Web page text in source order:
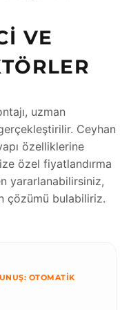
VE
uzman
Ceyhan
özelliklerine
özel fiyatlandırma
yararlanabilirsiniz,
çözümü bulabiliriz.
OTOMATIK